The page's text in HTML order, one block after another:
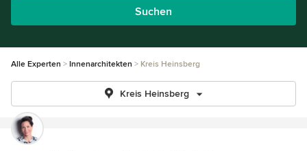
Suchen
Alle Experten Innenarchitekten Kreis Heinsberg
Kreis Heinsberg